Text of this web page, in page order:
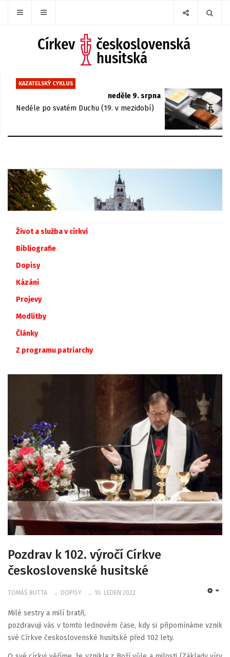
KAZATELSKÝ CYKLUS
neděle 9. srpna
Neděle po svatém Duchu (19. v mezidobí)
Život a služba v církvi
Bibliografie
Dopisy
Kázání
Projevy
Modlitby
Články
Z programu patriarchy
Pozdrav k 102. výročí Církve
československé husitské
TOMÁŠ BUTTA DOPISY 10. LEDEN 2022
Milé sestry a milí bratři,
pozdravuji vás v tomto lednovém čase, kdy si připomínáme vznik
své Církve československé husitské před 102 lety.